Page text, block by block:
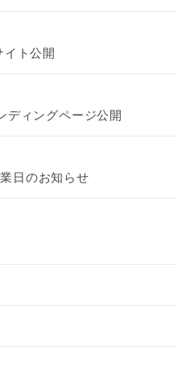
イト公開
ディングページ公開
日のお知らせ